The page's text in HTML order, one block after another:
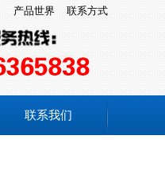
产品世界 联系方式
联系我们